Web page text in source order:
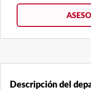
Descripción del